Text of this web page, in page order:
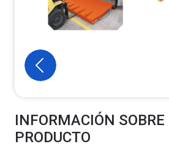
INFORMACIÓN SOBRE
PRODUCTO